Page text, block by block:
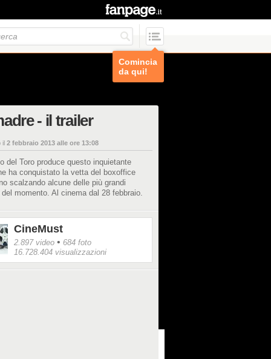
Comincia
da qui!
- il trailer
il 2 febbraio 2013 alle ore 13:08
del Toro produce questo inquietante
ha conquistato la vetta del boxoffice
scalzando alcune delle più grandi
del momento. Al cinema dal 28 febbraio.
CineMust
2.897 video • 684 foto
16.728.404 visualizzazioni